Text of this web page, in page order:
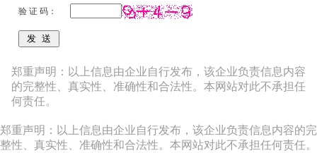
验 证 码：
郑重声明：以上信息由企业自行发布，该企业负责信息内容
的完整性、真实性、准确性和合法性。本网站对此不承担任
何责任。
郑重声明：以上信息由企业自行发布，该企业负责信息内容的完
整性、真实性、准确性和合法性。本网站对此不承担任何责任。